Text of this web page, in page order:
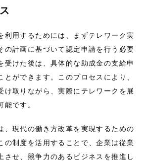
利用するためには、まずテレワーク実
の計画に基づいて認定申請を行う必要
受けた後は、具体的な助成金の支給申
とができます。このプロセスにより、
け取りながら、実際にテレワークを展
です。
、現代の働き方改革を実現するための
の制度を活用することで、企業は従業
させ、競争力のあるビジネスを推進し